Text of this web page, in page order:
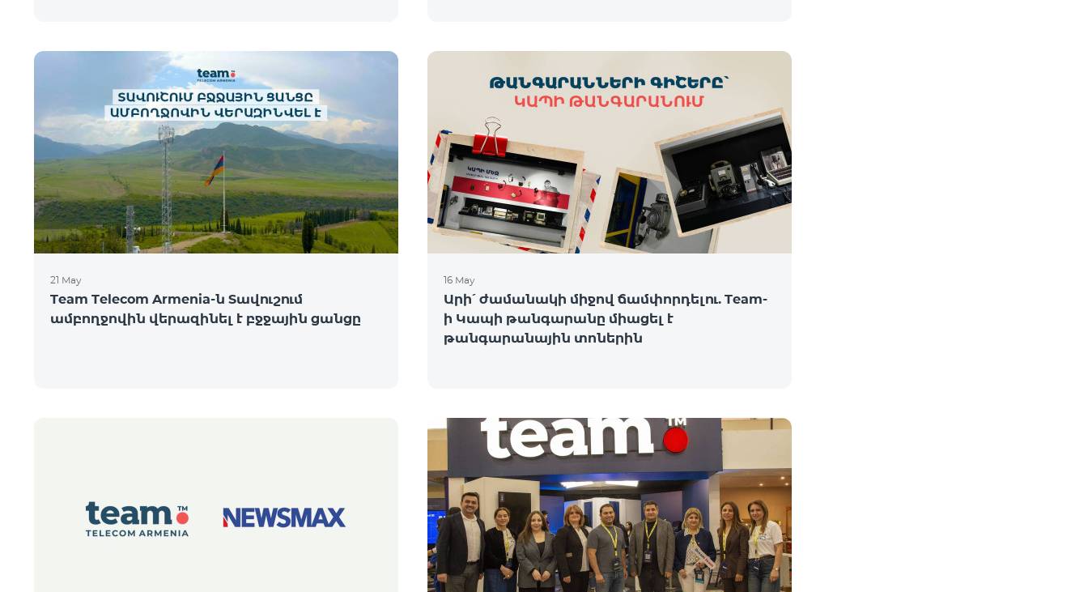
21 May
Team Telecom Armenia-ն Տավուշում
ամբողջովին վերազինել է բջջային ցանցը
16 May
Արի՛ ժամանակի միջով ճամփորդելու. Team-
ի Կապի թանգարանը միացել է
թանգարանային տոներին